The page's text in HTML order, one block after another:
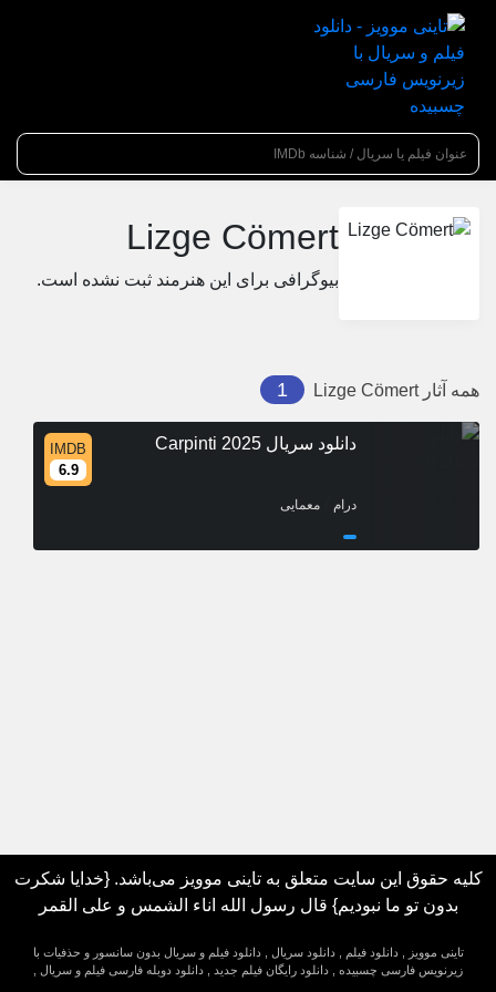
عنوان
Lizge Cömert
بیوگرافی برای این هنرمند ثبت نشده است.
همه آثارLizge Cömert
1
دانلود سریال Carpinti 2025
IMDB
6.9
درام معمایی
کلیه حقوق این سایت متعلق به تاینی موویز می‌باشد. {خدایا شکرت
بدون تو ما نبودیم} قال رسول الله اناء الشمس و علی القمر
تاینی موویز , دانلود فیلم , دانلود سریال , دانلود فیلم و سریال بدون سانسور و حذفیات با
زیرنویس فارسی چسبیده , دانلود رایگان فیلم جدید , دانلود دوبله فارسی فیلم و سریال ,